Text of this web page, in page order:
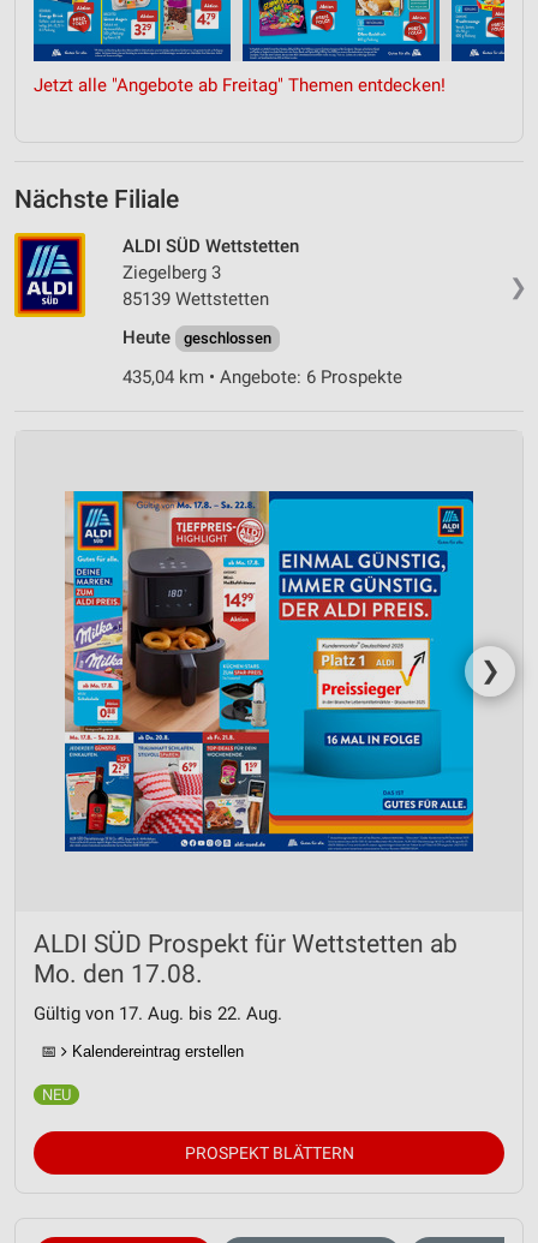
Jetzt alle "Angebote ab Freitag" Themen entdecken!
Nächste Filiale
❯
ALDI SÜD Wettstetten
Ziegelberg 3
85139 Wettstetten
Heute
geschlossen
435,04 km • Angebote: 6 Prospekte
❯
ALDI SÜD Prospekt für Wettstetten ab
Mo. den 17.08.
Gültig von 17. Aug. bis 22. Aug.
📅 Kalendereintrag erstellen
PROSPEKT BLÄTTERN